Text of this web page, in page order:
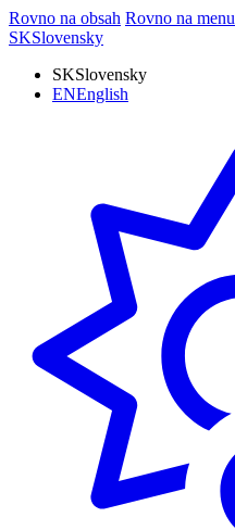
Rovno na obsah Rovno na menu
SKSlovensky
SKSlovensky
ENEnglish